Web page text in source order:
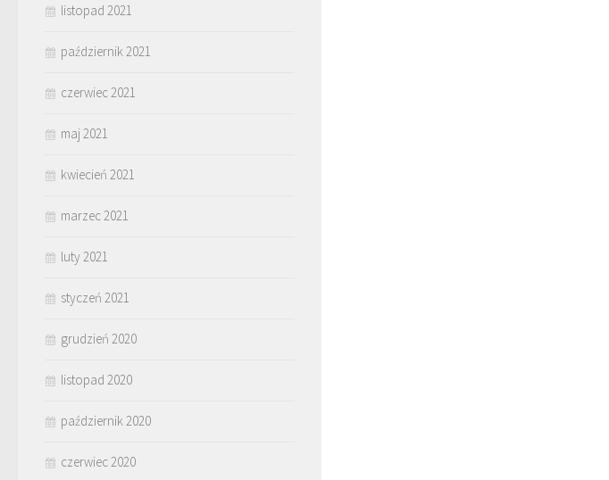
listopad 2021
październik 2021
czerwiec 2021
maj 2021
kwiecień 2021
marzec 2021
luty 2021
styczeń 2021
grudzień 2020
listopad 2020
październik 2020
czerwiec 2020